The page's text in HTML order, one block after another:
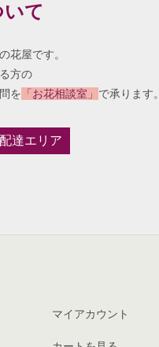
て
花屋です。
方の
を 「お花相談室」 で承ります。
配達エリア
マイアカウント